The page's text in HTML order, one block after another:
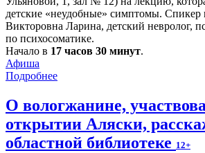
детские «неудобные» симптомы. Спикер
Викторовна Ларина, детский невролог,
по психосоматике.
Начало в 17 часов 30 минут.
Афиша
Подробнее
О вологжанине,
открытии Аляски,
областной библиотеке 12+